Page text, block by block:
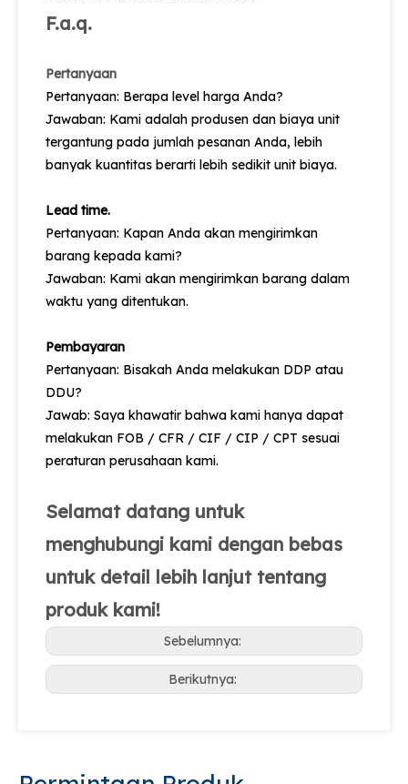
F.a.q.
Pertanyaan
Pertanyaan: Berapa level harga Anda?
Jawaban: Kami adalah produsen dan biaya unit
tergantung pada jumlah pesanan Anda, lebih
banyak kuantitas berarti lebih sedikit unit biaya.
Lead time.
Pertanyaan: Kapan Anda akan mengirimkan
barang kepada kami?
Jawaban: Kami akan mengirimkan barang dalam
waktu yang ditentukan.
Pembayaran
Pertanyaan: Bisakah Anda melakukan DDP atau
DDU?
Jawab: Saya khawatir bahwa kami hanya dapat
melakukan FOB / CFR / CIF / CIP / CPT sesuai
peraturan perusahaan kami.
Selamat datang untuk
menghubungi kami dengan bebas
untuk detail lebih lanjut tentang
produk kami!
Sebelumnya:
Berikutnya: